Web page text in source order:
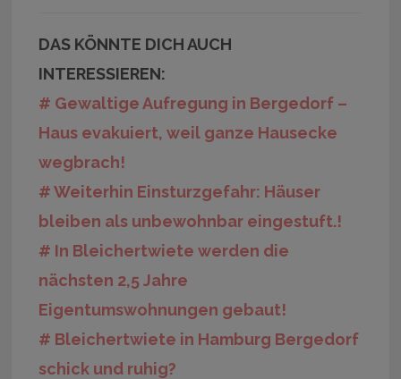
DAS KÖNNTE DICH AUCH
INTERESSIEREN:
# Gewaltige Aufregung in Bergedorf –
Haus evakuiert, weil ganze Hausecke
wegbrach!
# Weiterhin Einsturzgefahr: Häuser
bleiben als unbewohnbar eingestuft.!
# In Bleichertwiete werden die
nächsten 2,5 Jahre
Eigentumswohnungen gebaut!
# Bleichertwiete in Hamburg Bergedorf
schick und ruhig?